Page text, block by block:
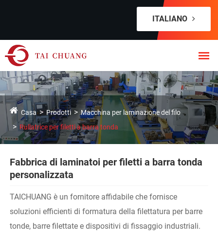
ITALIANO
Casa Prodotti
Macchina per laminazione del filo
Rullatrice per filetti a barra tonda
Fabbrica di laminatoi per filetti a barra tonda
personalizzata
TAICHUANG è un fornitore affidabile che fornisce
soluzioni efficienti di formatura della filettatura per barre
tonde, barre filettate e dispositivi di fissaggio industriali.